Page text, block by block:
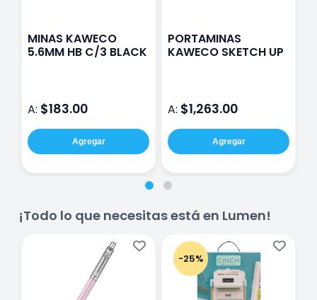
MINAS KAWECO
5.6MM HB C/3 BLACK
A: $183.00
Agregar
PORTAMINAS
KAWECO SKETCH UP
A: $1,263.00
Agregar
¡Todo lo que necesitas está en Lumen!
-25%